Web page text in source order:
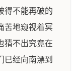
得不能再破的
苦地窥视着冥
猜不出究竟在
已经向南漂到